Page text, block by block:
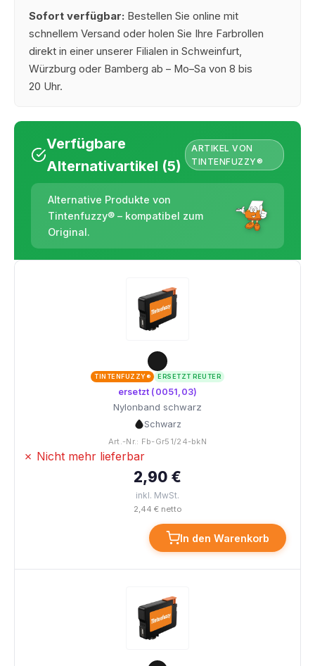
Sofort verfügbar: Bestellen Sie online mit
schnellem Versand oder holen Sie Ihre Farbrollen
direkt in einer unserer Filialen in Schweinfurt,
Würzburg oder Bamberg ab – Mo–Sa von 8 bis
20 Uhr.
Verfügbare
Alternativartikel (5)
ARTIKEL VON
TINTENFUZZY®
Alternative Produkte von
Tintenfuzzy® – kompatibel zum
Original.
TINTENFUZZY® ERSETZT REUTER
ersetzt (0051,03)
Nylonband schwarz
Schwarz
Art.-Nr.: Fb-Gr51/24-bkN
✗ Nicht mehr lieferbar
2,90 €
inkl. MwSt.
2,44 € netto
In den Warenkorb